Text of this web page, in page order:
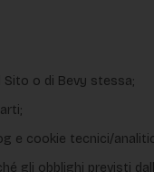
o di Bevy stessa;
e cookie tecnici/
gli obblighi previsti